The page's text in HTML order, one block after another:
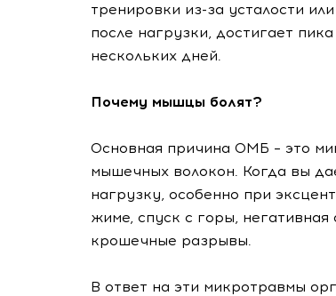
тренировки из-за усталости
после нагрузки, достигает
нескольких дней.
Почему мышцы болят?
Основная причина ОМБ – это
мышечных волокон. Когда вы
нагрузку, особенно при
жиме, спуск с горы,
крошечные разрывы.
В ответ на эти микротравмы